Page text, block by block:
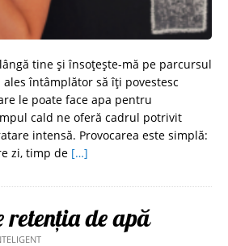
tine și însoțește-mă pe parcursul
întâmplător să îți povestesc
le poate face apa pentru
cald ne oferă cadrul potrivit
intensă. Provocarea este simplă:
zi, timp de […]
retenția de apă